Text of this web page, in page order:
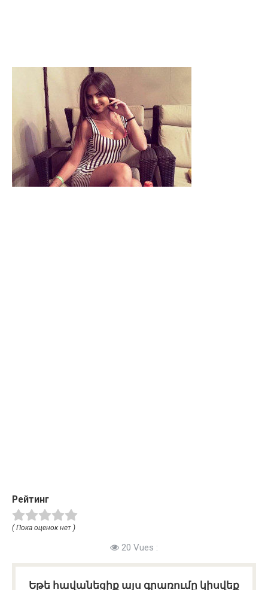
Рейтинг
( Пока оценок нет )
20 Vues :
Եթե հավանեցիք այս գրառումը կիսվեք